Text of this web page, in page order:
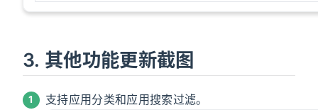
3. 其他功能更新截图
支持应用分类和应用搜索过滤。